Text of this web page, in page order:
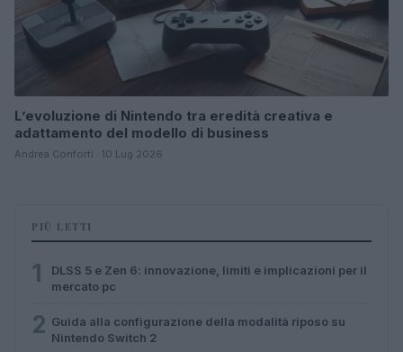
L’evoluzione di Nintendo tra eredità creativa e
adattamento del modello di business
Andrea Conforti · 10 Lug 2026
PIÙ LETTI
1
DLSS 5 e Zen 6: innovazione, limiti e implicazioni per il
mercato pc
2 Guida alla configurazione della modalità riposo su
Nintendo Switch 2